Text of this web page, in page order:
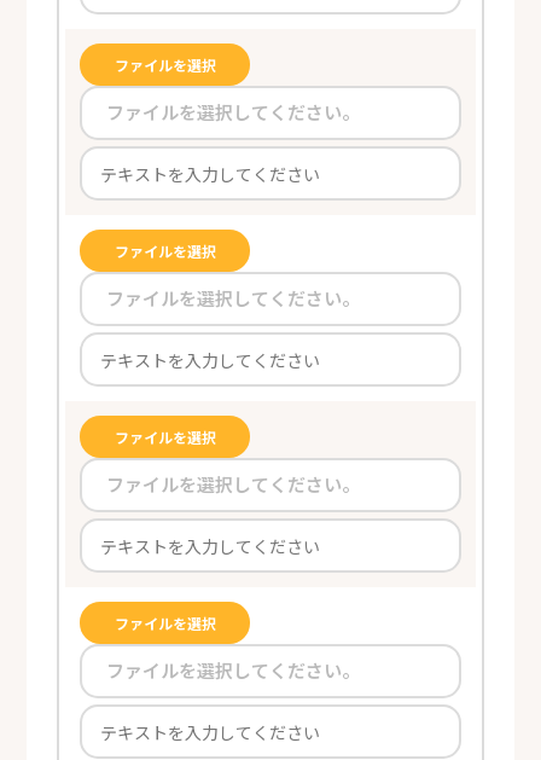
ファイルを選択
ファイルを選択してください。
ファイルを選択
ファイルを選択してください。
ファイルを選択
ファイルを選択してください。
ファイルを選択
ファイルを選択してください。